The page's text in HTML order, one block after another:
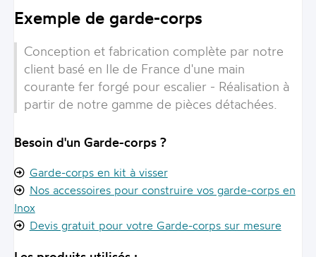
Exemple de garde-corps
Conception et fabrication complète par notre
client basé en Ile de France d'une main
courante fer forgé pour escalier - Réalisation à
partir de notre gamme de pièces détachées.
Besoin d'un Garde-corps ?
Garde-corps en kit à visser
Nos accessoires pour construire vos garde-corps en
Inox
Devis gratuit pour votre Garde-corps sur mesure